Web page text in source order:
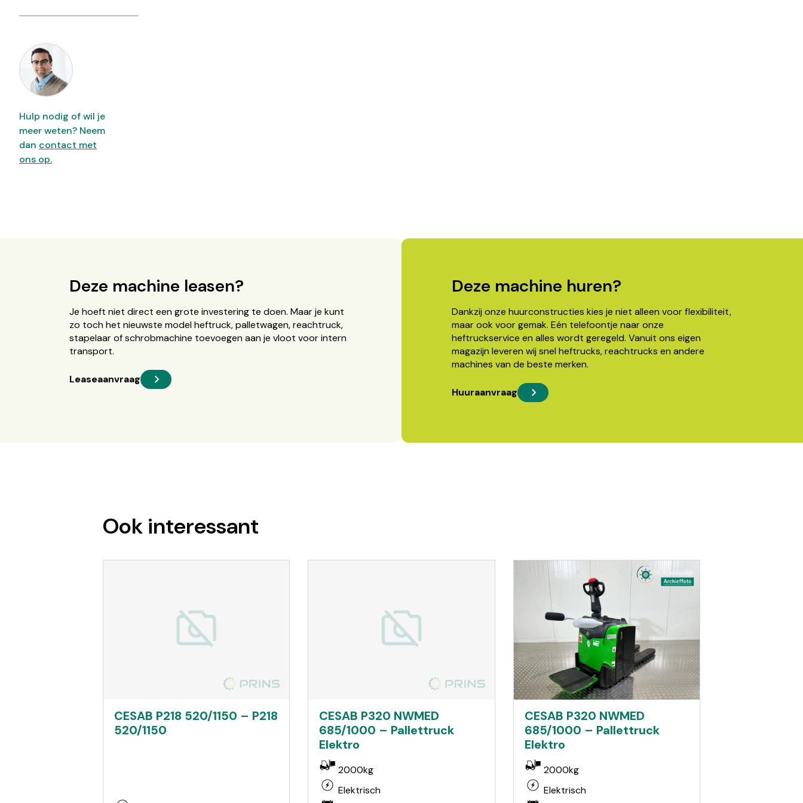
Hulp nodig of wil je
meer weten? Neem
dan contact met
ons op.
Deze machine leasen?
Je hoeft niet direct een grote investering te doen. Maar je kunt
zo toch het nieuwste model heftruck, palletwagen, reachtruck,
stapelaar of schrobmachine toevoegen aan je vloot voor intern
transport.
Leaseaanvraag
Deze machine huren?
Dankzij onze huurconstructies kies je niet alleen voor flexibiliteit,
maar ook voor gemak. Eén telefoontje naar onze
heftruckservice en alles wordt geregeld. Vanuit ons eigen
magazijn leveren wij snel heftrucks, reachtrucks en andere
machines van de beste merken.
Huuraanvraag
Ook interessant
CESAB P218 520/1150 – P218
520/1150
CESAB P320 NWMED
685/1000 – Pallettruck
Elektro
2000kg
Elektrisch
CESAB P320 NWMED
685/1000 – Pallettruck
Elektro
2000kg
Elektrisch